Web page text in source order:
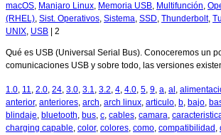
macOS, Manjaro Linux, Memoria USB, Multifunción,
(RHEL), Sist. Operativos, Sistema, SSD, Thunderbolt,
UNIX, USB 2
Qué es USB (Universal Serial Bus). Conoceremos un
comunicaciones USB y sobre todo, las versiones
1.0, 11, 2.0, 24, 3.0, 3.1, 3.2, 4, 4.0, 5, 9, a, al ,
anterior, anteriores, arch, arch linux, articulo, b, bajo,
blindaje, bluetooth, bus, c, cables, camara,
charging capable, color, colores, como, compatibilidad ,